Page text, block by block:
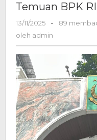
Temuan BPK
13/11/2025
oleh
admin
-
89
oleh admin